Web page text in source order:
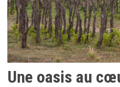
Une oasis au